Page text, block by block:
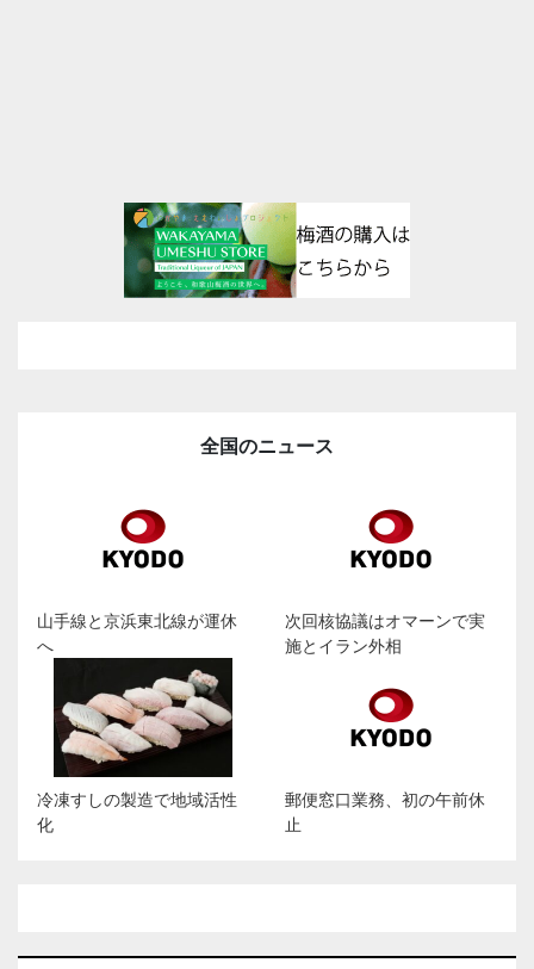
全国のニュース
山手線と京浜東北線が運休
へ
次回核協議はオマーンで実
施とイラン外相
冷凍すしの製造で地域活性
化
郵便窓口業務、初の午前休
止